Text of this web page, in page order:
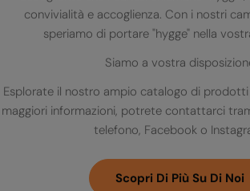
convivialità e accoglienza. Con i nostri
speriamo di portare "hygge" nella
Siamo a vostra
Esplorate il nostro ampio catalogo di
maggiori informazioni, potrete contattarci
telefono, Facebook o
Scopri Di Più Su Di Noi